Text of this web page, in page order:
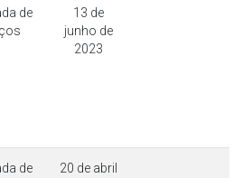
de
13 de
junho de
2023
de
20 de abril